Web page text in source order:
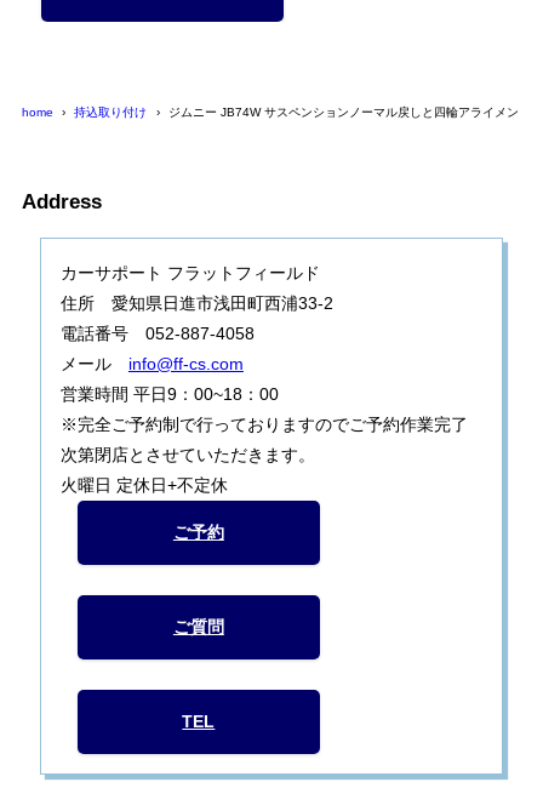
home 持込取り付け ジムニー JB74W サスペンションノーマル戻しと四輪アライメント
Address
カーサポート フラットフィールド
住所 愛知県日進市浅田町西浦33-2
電話番号 052-887-4058
メール info@ff-cs.com
営業時間 平日9：00~18：00
※完全ご予約制で行っておりますのでご予約作業完了
次第閉店とさせていただきます。
火曜日 定休日+不定休
ご予約
ご質問
TEL